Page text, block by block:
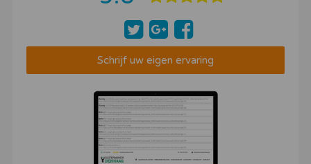
Schrijf uw eigen ervaring